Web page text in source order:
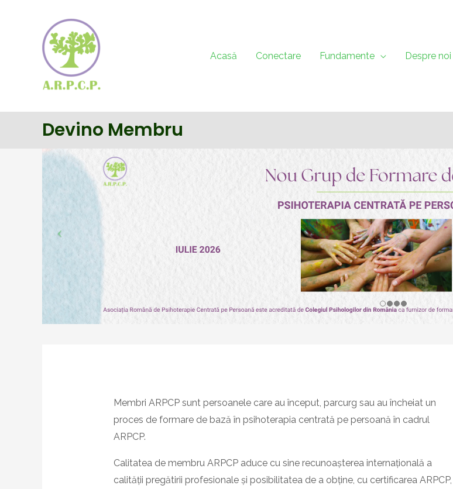
Acasă Conectare Fundamente Despre noi
Devino Membru
Membri ARPCP sunt persoanele care au început, parcurg sau au încheiat un
proces de formare de bază în psihoterapia centrată pe persoană în cadrul
ARPCP.
Calitatea de membru ARPCP aduce cu sine recunoașterea internațională a
calității pregătirii profesionale și posibilitatea de a obține, cu certificarea ARPCP,